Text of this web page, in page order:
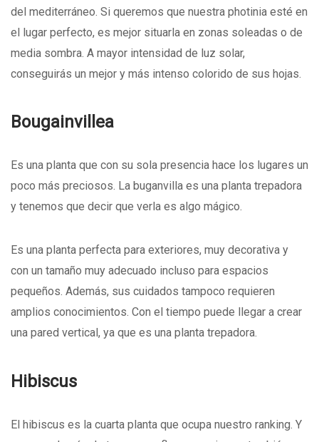
del mediterráneo. Si queremos que nuestra photinia esté en
el lugar perfecto, es mejor situarla en zonas soleadas o de
media sombra. A mayor intensidad de luz solar,
conseguirás un mejor y más intenso colorido de sus hojas.
Bougainvillea
Es una planta que con su sola presencia hace los lugares un
poco más preciosos. La buganvilla es una planta trepadora
y tenemos que decir que verla es algo mágico.
Es una planta perfecta para exteriores, muy decorativa y
con un tamaño muy adecuado incluso para espacios
pequeños. Además, sus cuidados tampoco requieren
amplios conocimientos. Con el tiempo puede llegar a crear
una pared vertical, ya que es una planta trepadora.
Hibiscus
El hibiscus es la cuarta planta que ocupa nuestro ranking. Y